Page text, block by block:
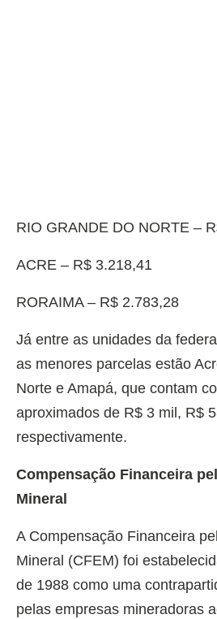
RIO GRANDE DO NORTE –
ACRE – R$ 3.218,41
RORAIMA – R$ 2.783,28
Já entre as unidades da
as menores parcelas estão
Norte e Amapá, que contam
aproximados de R$ 3 mil, R$
respectivamente.
Compensação Financeira
Mineral
A Compensação Financeira
Mineral (CFEM) foi
de 1988 como uma
pelas empresas mineradoras